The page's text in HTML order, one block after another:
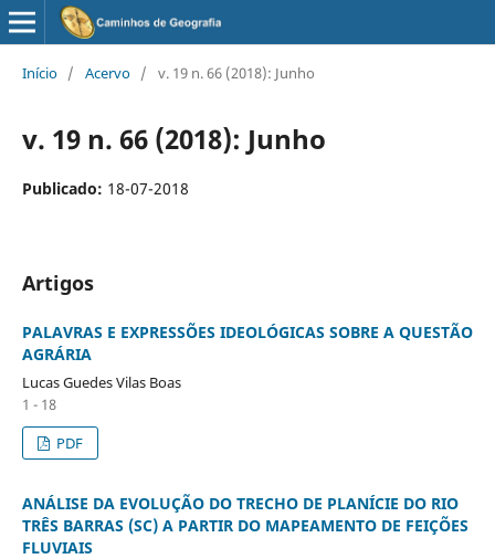
Início / Acervo / v. 19 n. 66 (2018): Junho
v. 19 n. 66 (2018): Junho
Publicado: 18-07-2018
Artigos
PALAVRAS E EXPRESSÕES IDEOLÓGICAS SOBRE A QUESTÃO
AGRÁRIA
Lucas Guedes Vilas Boas
1 - 18
PDF
ANÁLISE DA EVOLUÇÃO DO TRECHO DE PLANÍCIE DO RIO
TRÊS BARRAS (SC) A PARTIR DO MAPEAMENTO DE FEIÇÕES
FLUVIAIS